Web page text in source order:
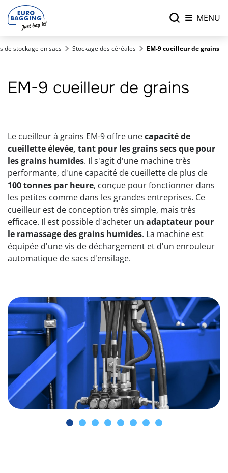
MENU
de stockage en sacs Stockage des céréales EM-9 cueilleur de grains
EM-9 cueilleur de grains
Le cueilleur à grains EM-9 offre unecapacité de
cueillette élevée, tant pour les grains secs que pour
les grains humides. Il s'agit d'une machine très
performante, d'une capacité de cueillette de plus de
100 tonnes par heure, conçue pour fonctionner dans
les petites comme dans les grandes entreprises. Ce
cueilleur est de conception très simple, mais très
efficace. Il est possible d'acheter un adaptateur pour
le ramassage des grains humides. La machine est
équipée d'une vis de déchargement et d'un enrouleur
automatique de sacs d'ensilage.